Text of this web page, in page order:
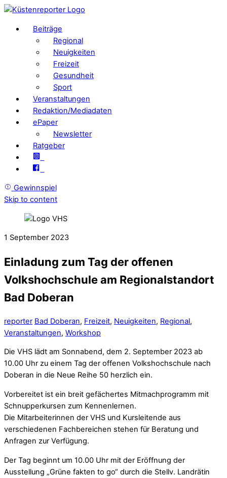
Beiträge
Regional
Neuigkeiten
Freizeit
Gesundheit
Sport
Veranstaltungen
Redaktion/Mediadaten
ePaper
Newsletter
Ratgeber
Gewinnspiel
Skip to content
1 September 2023
Einladung zum Tag der offenen
Volkshochschule am Regionalstandort
Bad Doberan
reporter Bad Doberan, Freizeit, Neuigkeiten, Regional,
Veranstaltungen, Workshop
Die VHS lädt am Sonnabend, dem 2. September 2023 ab
10.00 Uhr zu einem Tag der offenen Volkshochschule nach
Doberan in die Neue Reihe 50 herzlich ein.
Vorbereitet ist ein breit gefächertes Mitmachprogramm mit
Schnupperkursen zum Kennenlernen.
Die Mitarbeiterinnen der VHS und Kursleitende aus
verschiedenen Fachbereichen stehen für Beratung und
Anfragen zur Verfügung.
Der Tag beginnt um 10.00 Uhr mit der Eröffnung der
Ausstellung „Grüne fakten to go“ durch die Stellv. Landrätin